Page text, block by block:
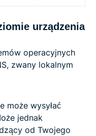
urządzenia
operacyjnych
zwany lokalnym
może wysyłać
jednak
od Twojego